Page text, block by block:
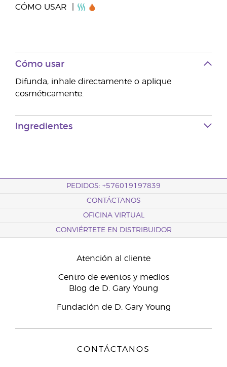
CÓMO USAR
Cómo usar
Difunda, inhale directamente o aplique
cosméticamente.
Ingredientes
PEDIDOS: +576019197839
CONTÁCTANOS
OFICINA VIRTUAL
CONVIÉRTETE EN DISTRIBUIDOR
Atención al cliente
Centro de eventos y medios
Blog de D. Gary Young
Fundación de D. Gary Young
CONTÁCTANOS